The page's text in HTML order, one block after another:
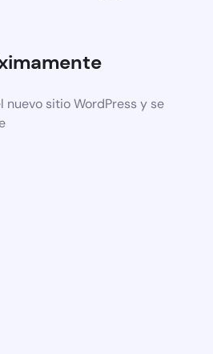
nuevo sitio WordPress y se